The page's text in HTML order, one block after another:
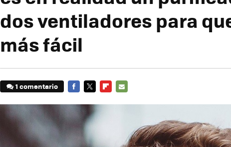
dos ventiladores para
más fácil
1 comentario